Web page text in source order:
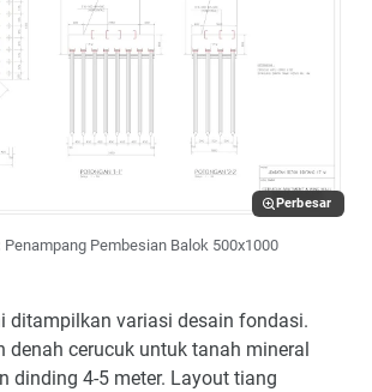
Perbesar
Penampang Pembesian Balok 500x1000
ditampilkan variasi desain fondasi.
denah cerucuk untuk tanah mineral
dinding 4-5 meter. Layout tiang